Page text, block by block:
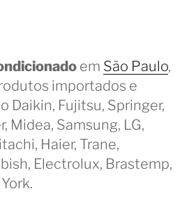
em São Paulo,
importados e
Daikin, Fujitsu, Springer,
Midea, Samsung, LG,
Haier, Trane,
Electrolux, Brastemp,